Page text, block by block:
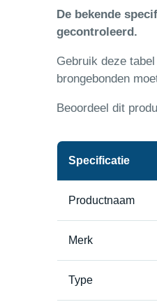
De bekende
gecontroleerd.
Gebruik deze
brongebonden
Beoordeel dit
Specificatie
Productnaam
Merk
Type